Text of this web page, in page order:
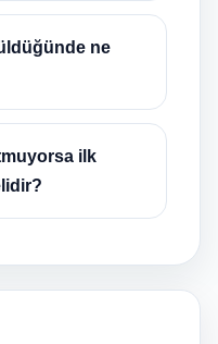
ne
ilk